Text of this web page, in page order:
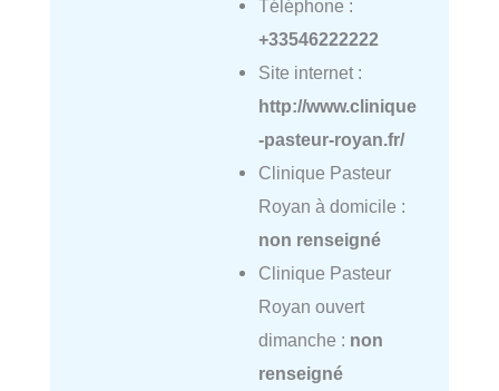
Téléphone :
+33546222222
Site internet :
http://www.clinique
-pasteur-royan.fr/
Clinique Pasteur
Royan à domicile :
non renseigné
Clinique Pasteur
Royan ouvert
dimanche : non
renseigné